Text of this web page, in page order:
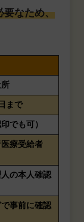
要なため、
まで
でも可）
療受給者
の本人確認
事前に確認